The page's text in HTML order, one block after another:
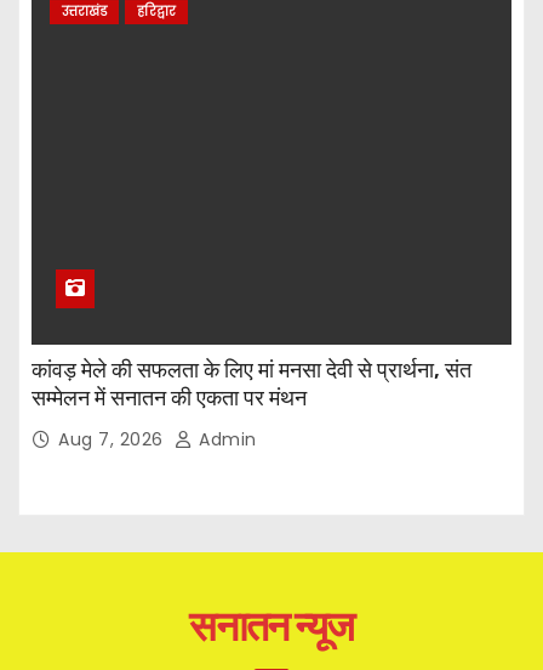
उत्तराखंड हरिद्वार
कांवड़ मेले की सफलता के लिए मां मनसा देवी से प्रार्थना, संत
सम्मेलन में सनातन की एकता पर मंथन
Aug 7, 2026 Admin
सनातन न्यूज